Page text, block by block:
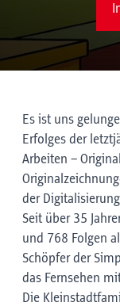
Es ist uns
Erfolges der
Arbeiten –
der
Seit über 35
und 768 Folgen
Schöpfer der
das Fernsehen
Die